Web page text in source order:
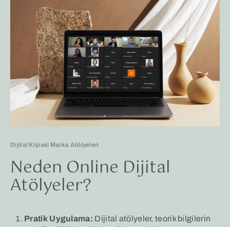
Dijital Kişisel Marka Atölyeleri
Neden Online Dijital
Atölyeler?
Pratik Uygulama: Dijital atölyeler, teorik bilgilerin